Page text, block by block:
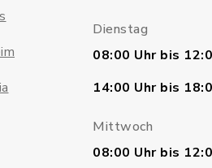
Dienstag
08:00 Uhr bis
14:00 Uhr bis
Mittwoch
08:00 Uhr bis